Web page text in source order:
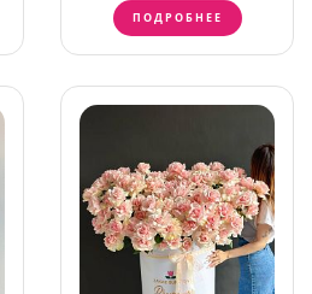
ПОДРОБНЕЕ